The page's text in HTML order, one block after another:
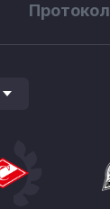
Протокол